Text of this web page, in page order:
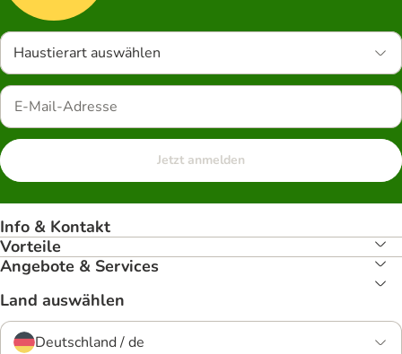
Haustierart auswählen
Jetzt anmelden
Info & Kontakt
Vorteile
Angebote & Services
Land auswählen
Deutschland / de